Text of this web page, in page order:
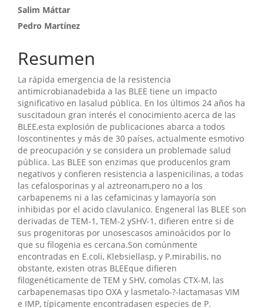
Contenido
principal
del
artículo
Salim Máttar
Pedro Martínez
Resumen
La rápida emergencia de la resistencia
antimicrobianadebida a las BLEE tiene un impacto
significativo en lasalud pública. En los últimos 24 años ha
suscitadoun gran interés el conocimiento acerca de las
BLEE,esta explosión de publicaciones abarca a todos
loscontinentes y más de 30 países, actualmente esmotivo
de preocupación y se considera un problemade salud
pública. Las BLEE son enzimas que producenlos gram
negativos y confieren resistencia a laspenicilinas, a todas
las cefalosporinas y al aztreonam,pero no a los
carbapenems ni a las cefamicinas y lamayoría son
inhibidas por el acido clavulanico. Engeneral las BLEE son
derivadas de TEM-1, TEM-2 ySHV-1, difieren entre si de
sus progenitoras por unosescasos aminoácidos por lo
que su filogenia es cercana.Son comúnmente
encontradas en E.coli, Klebsiellasp, y P.mirabilis, no
obstante, existen otras BLEEque difieren
filogenéticamente de TEM y SHV, comolas CTX-M, las
carbapenemasas tipo OXA y lasmetalo-?-lactamasas VIM
e IMP, típicamente encontradasen especies de P.